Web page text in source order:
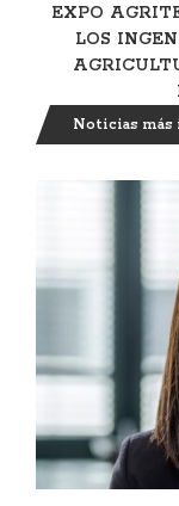
EXPO
LOS
Noticias más